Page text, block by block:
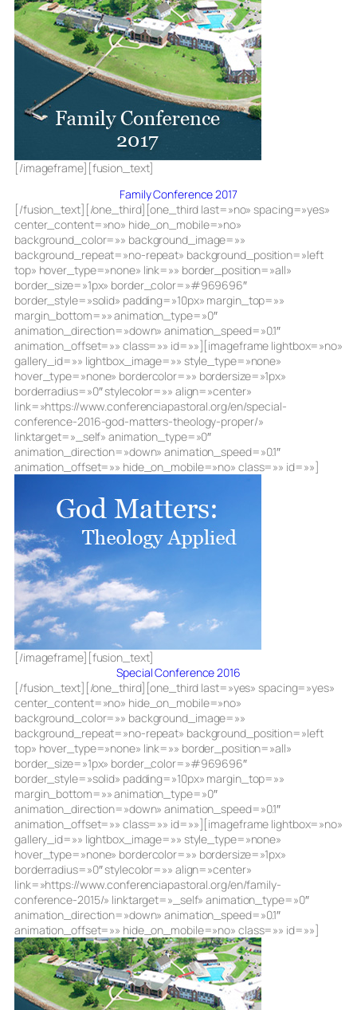
[/imageframe][fusion_text]
Family Conference 2017
[/fusion_text][/one_third][one_third last=»no» spacing=»yes»
center_content=»no» hide_on_mobile=»no»
background_color=»» background_image=»»
background_repeat=»no-repeat» background_position=»left
top» hover_type=»none» link=»» border_position=»all»
border_size=»1px» border_color=»#969696″
border_style=»solid» padding=»10px» margin_top=»»
margin_bottom=»» animation_type=»0″
animation_direction=»down» animation_speed=»0.1″
animation_offset=»» class=»» id=»»][imageframe lightbox=»no»
gallery_id=»» lightbox_image=»» style_type=»none»
hover_type=»none» bordercolor=»» bordersize=»1px»
borderradius=»0″ stylecolor=»» align=»center»
link=»https://www.conferenciapastoral.org/en/special-
conference-2016-god-matters-theology-proper/»
linktarget=»_self» animation_type=»0″
animation_direction=»down» animation_speed=»0.1″
animation_offset=»» hide_on_mobile=»no» class=»» id=»»]
[/imageframe][fusion_text]
Special Conference 2016
[/fusion_text][/one_third][one_third last=»yes» spacing=»yes»
center_content=»no» hide_on_mobile=»no»
background_color=»» background_image=»»
background_repeat=»no-repeat» background_position=»left
top» hover_type=»none» link=»» border_position=»all»
border_size=»1px» border_color=»#969696″
border_style=»solid» padding=»10px» margin_top=»»
margin_bottom=»» animation_type=»0″
animation_direction=»down» animation_speed=»0.1″
animation_offset=»» class=»» id=»»][imageframe lightbox=»no»
gallery_id=»» lightbox_image=»» style_type=»none»
hover_type=»none» bordercolor=»» bordersize=»1px»
borderradius=»0″ stylecolor=»» align=»center»
link=»https://www.conferenciapastoral.org/en/family-
conference-2015/» linktarget=»_self» animation_type=»0″
animation_direction=»down» animation_speed=»0.1″
animation_offset=»» hide_on_mobile=»no» class=»» id=»»]